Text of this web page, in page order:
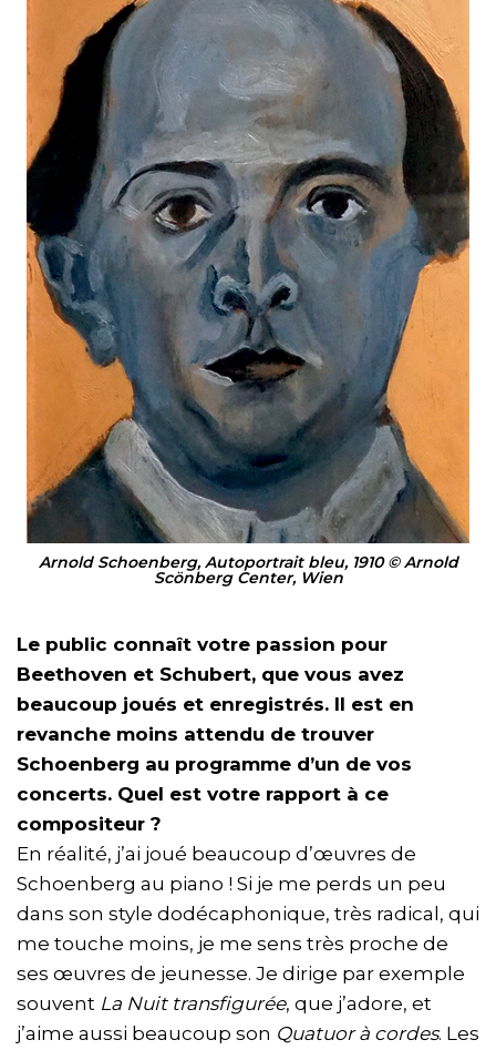
Arnold Schoenberg, Autoportrait bleu, 1910 © Arnold
Scönberg Center, Wien
Le public connaît votre passion pour
Beethoven et Schubert, que vous avez
beaucoup joués et enregistrés. Il est en
revanche moins attendu de trouver
Schoenberg au programme d’un de vos
concerts. Quel est votre rapport à ce
compositeur ?
En réalité, j’ai joué beaucoup d’œuvres de
Schoenberg au piano ! Si je me perds un peu
dans son style dodécaphonique, très radical, qui
me touche moins, je me sens très proche de
ses œuvres de jeunesse. Je dirige par exemple
souvent La Nuit transfigurée, que j’adore, et
j’aime aussi beaucoup son Quatuor à cordes. Les